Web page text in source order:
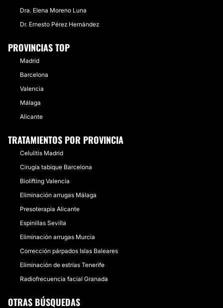
(ISAPS)
Experiencia:
8 años
Atención en:
Català
Financiación o facilidades de pago:
Sí
Métodos de pago aceptados:
Transferencia Bancaria
Efectivo
Bizum
Dra. Elena Moreno Luna
Dr. Ernesto Pérez Hernández
PROVINCIAS TOP
Madrid
Barcelona
Valencia
Málaga
Alicante
TRATAMIENTOS POR PROVINCIA
Celulitis Madrid
Cirugía tabique Barcelona
Biolifting Valencia
Eliminación arrugas Málaga
Presoterapia Alicante
Espinillas Sevilla
Eliminación arrugas Murcia
Corrección párpados Islas Baleares
Eliminación de estrías Tenerife
Radiofrecuencia facial Granada
OTRAS BÚSQUEDAS